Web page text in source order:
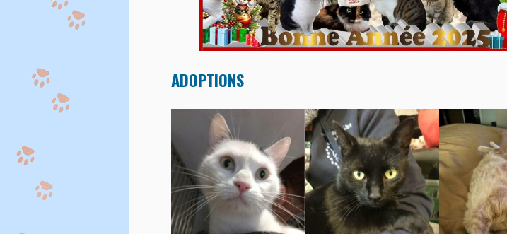
ADOPTIONS